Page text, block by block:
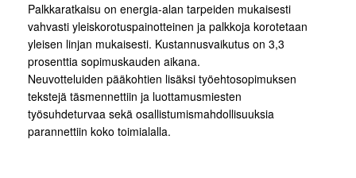
Palkkaratkaisu on energia-alan tarpeiden mukaisesti
vahvasti yleiskorotuspainotteinen ja palkkoja korotetaan
yleisen linjan mukaisesti. Kustannusvaikutus on 3,3
prosenttia sopimuskauden aikana.
Neuvotteluiden pääkohtien lisäksi työehtosopimuksen
tekstejä täsmennettiin ja luottamusmiesten
työsuhdeturvaa sekä osallistumismahdollisuuksia
parannettiin koko toimialalla.